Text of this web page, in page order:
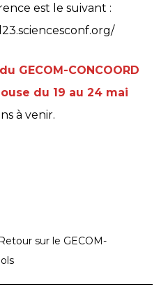
est le suivant :
GECOM-CONCOORD
du 19 au 24 mai
à venir.
Retour sur le GECOM-